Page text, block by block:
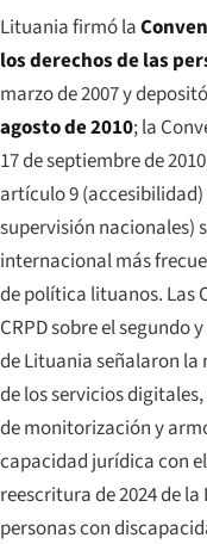
Lituania firmó la
los derechos de las
marzo de 2007 y
agosto de 2010; la
17 de septiembre de
artículo 9
supervisión nacionales)
internacional más
de política lituanos. Las
CRPD sobre el
de Lituania señalaron la
de los servicios
de monitorización y
capacidad jurídica con
reescritura de 2024 de
personas con